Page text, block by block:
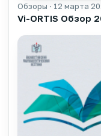
▶
Обзоры · 12 марта
Vi-ORTIS Обзор